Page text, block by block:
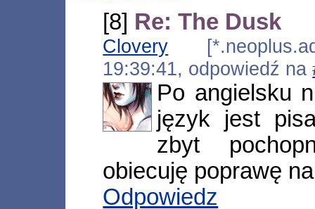
[8] Re: The Dusk
Clovery
19:39:41, odpowiedź na
Po angielsku
język jest
zbyt
obiecuję poprawę
Odpowiedz